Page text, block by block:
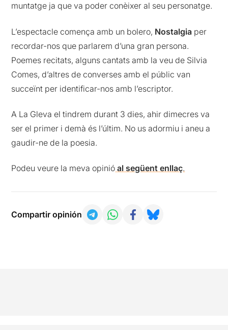
muntatge ja que va poder conèixer al seu personatge.
L’espectacle comença amb un bolero, Nostalgia per
recordar-nos que parlarem d’una gran persona.
Poemes recitats, alguns cantats amb la veu de Silvia
Comes, d’altres de converses amb el públic van
succeïnt per identificar-nos amb l’escriptor.
A La Gleva el tindrem durant 3 dies, ahir dimecres va
ser el primer i demà és l’últim. No us adormiu i aneu a
gaudir-ne de la poesia.
Podeu veure la meva opinió al següent enllaç.
Compartir opinión